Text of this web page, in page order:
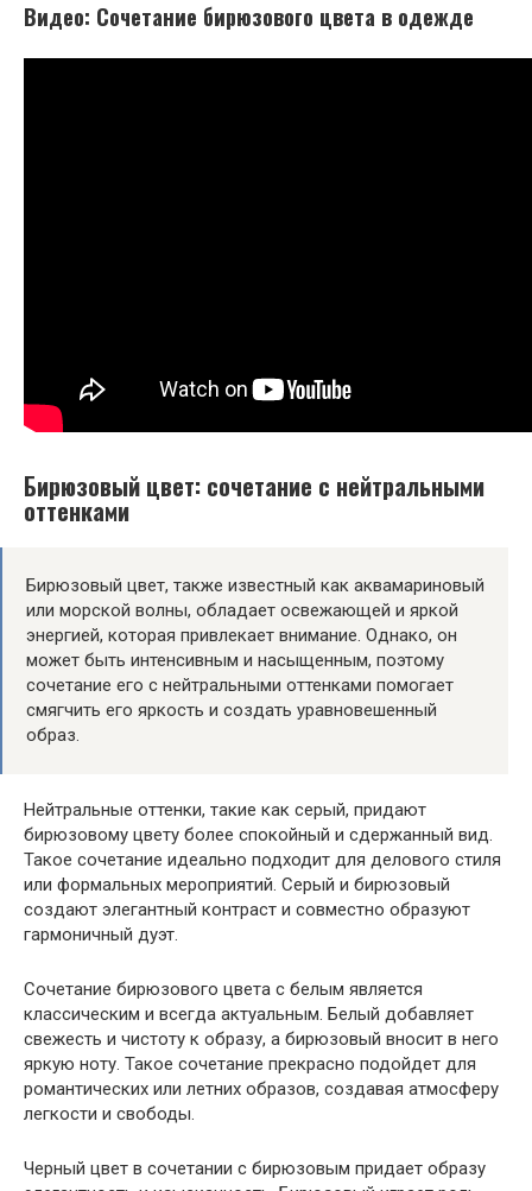
Видео: Сочетание бирюзового цвета в одежде
Бирюзовый цвет: сочетание с нейтральными
оттенками
Бирюзовый цвет, также известный как аквамариновый
или морской волны, обладает освежающей и яркой
энергией, которая привлекает внимание. Однако, он
может быть интенсивным и насыщенным, поэтому
сочетание его с нейтральными оттенками помогает
смягчить его яркость и создать уравновешенный
образ.
Нейтральные оттенки, такие как серый, придают
бирюзовому цвету более спокойный и сдержанный вид.
Такое сочетание идеально подходит для делового стиля
или формальных мероприятий. Серый и бирюзовый
создают элегантный контраст и совместно образуют
гармоничный дуэт.
Сочетание бирюзового цвета с белым является
классическим и всегда актуальным. Белый добавляет
свежесть и чистоту к образу, а бирюзовый вносит в него
яркую ноту. Такое сочетание прекрасно подойдет для
романтических или летних образов, создавая атмосферу
легкости и свободы.
Черный цвет в сочетании с бирюзовым придает образу